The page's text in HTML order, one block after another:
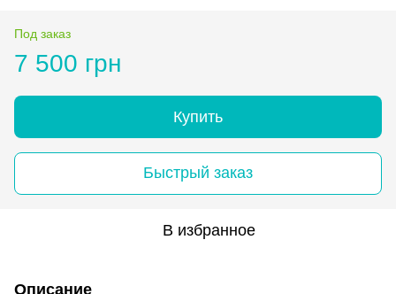
Под заказ
7 500 грн
Купить
Быстрый заказ
В избранное
Описание